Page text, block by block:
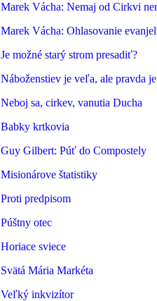
Marek Vácha: Nemaj od Cirkvi
Marek Vácha: Ohlasovanie
Je možné starý strom presadiť?
Náboženstiev je veľa, ale pravda
Neboj sa, cirkev, vanutia Ducha
Babky krtkovia
Guy Gilbert: Púť do Compostely
Misionárove štatistiky
Proti predpisom
Púštny otec
Horiace sviece
Svätá Mária Markéta
Veľký inkvizítor